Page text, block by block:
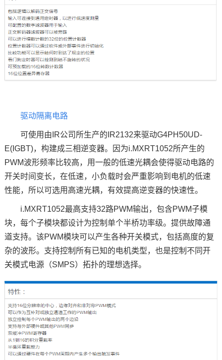
驱动隔离电路
可使用由IR公司所生产的IR2132来驱动G4PH50UD-
E(IGBT)，构建成三相逆变器。因为i.MXRT1052所产生的
PWM波形频率比较高，用一般的低速光耦会使得驱动电路的
开关时间变长，在低速，小负载时会严重影响到电机的低速
性能，所以可选用高速光耦，有效提高逆变器的快速性。
i.MXRT1052最高支持32路PWM输出，包含PWM子模
块，每个子模块都设计为控制单个半桥功率级。提供故障通
道支持。该PWM模块可以产生各种开关模式，包括高度的复
杂的波形。支持控制所有已知的电机类型，也是控制不同开
关模式电源（SMPS）拓扑的理想选择。